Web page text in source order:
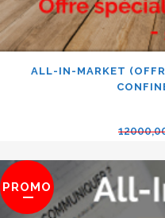
ALL-IN-MARKET
PROMO